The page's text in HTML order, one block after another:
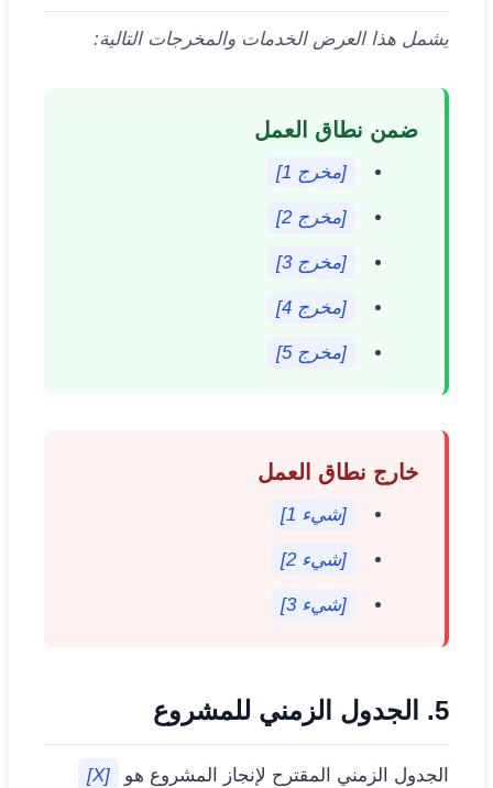
يشمل هذا العرض الخدمات والمخرجات التالية:
ضمن نطاق العمل
[مخرج 1]
[مخرج 2]
[مخرج 3]
[مخرج 4]
[مخرج 5]
خارج نطاق العمل
[شيء 1]
[شيء 2]
[شيء 3]
5. الجدول الزمني للمشروع
الجدول الزمني المقترح لإنجاز المشروع هو
[X]